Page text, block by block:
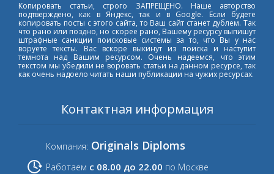
Копировать статьи, строго ЗАПРЕЩЕНО. Наше авторство
подтверждено, как в Яндекс, так и в Google. Если будете
копировать посты с этого сайта, то Ваш сайт станет дублем. Так
что рано или поздно, но скорее рано, Вашему ресурсу выпишут
штрафные санкции поисковые системы за то, что Вы у нас
воруете тексты. Вас вскоре выкинут из поиска и наступит
темнота над Вашим ресурсом. Очень надеемся, что этим
текстом мы убедили не воровать статьи на данном ресурсе, так
как очень надоело читать наши публикации на чужих ресурсах.
Контактная информация
Компания: Originals Diploms
Работаем с 08.00 до 22.00 по Москве